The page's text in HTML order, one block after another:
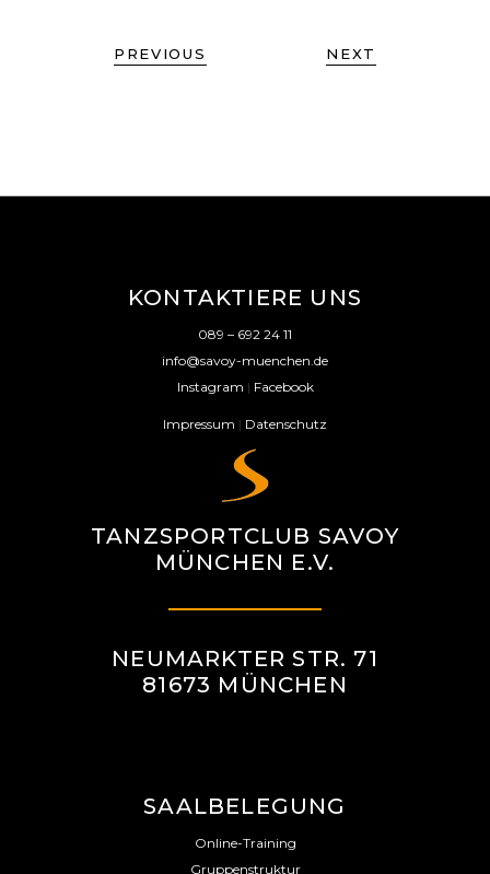
PREVIOUS NEXT
KONTAKTIERE UNS
089 – 692 24 11
info@savoy-muenchen.de
Instagram | Facebook
Impressum | Datenschutz
TANZSPORTCLUB SAVOY
MÜNCHEN E.V.
NEUMARKTER STR. 71
81673 MÜNCHEN
SAALBELEGUNG
Online-Training
Gruppenstruktur